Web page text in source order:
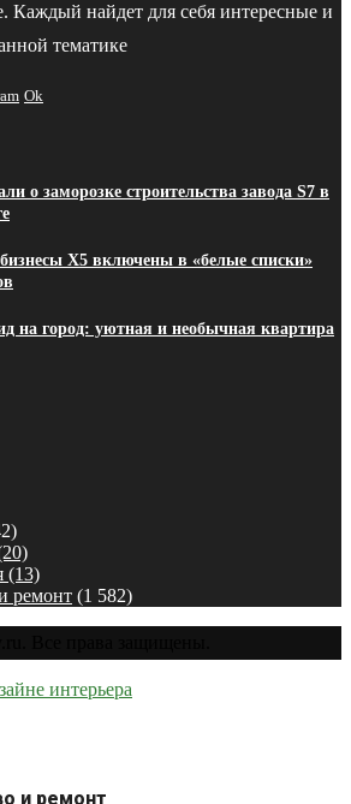
Каждый найдет для себя интересные и
тематике
Ok
о заморозке строительства завода S7 в
X5 включены в «белые списки»
на город: уютная и необычная квартира
(13)
ремонт (1 582)
и ремонт